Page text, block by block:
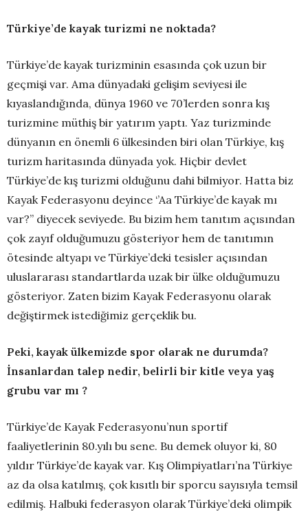
Türkiye’de kayak turizmi ne noktada?
Türkiye’de kayak turizminin esasında çok uzun bir
geçmişi var. Ama dünyadaki gelişim seviyesi ile
kıyaslandığında, dünya 1960 ve 70’lerden sonra kış
turizmine müthiş bir yatırım yaptı. Yaz turizminde
dünyanın en önemli 6 ülkesinden biri olan Türkiye, kış
turizm haritasında dünyada yok. Hiçbir devlet
Türkiye’de kış turizmi olduğunu dahi bilmiyor. Hatta biz
Kayak Federasyonu deyince ‘’Aa Türkiye’de kayak mı
var?’’ diyecek seviyede. Bu bizim hem tanıtım açısından
çok zayıf olduğumuzu gösteriyor hem de tanıtımın
ötesinde altyapı ve Türkiye’deki tesisler açısından
uluslararası standartlarda uzak bir ülke olduğumuzu
gösteriyor. Zaten bizim Kayak Federasyonu olarak
değiştirmek istediğimiz gerçeklik bu.
Peki, kayak ülkemizde spor olarak ne durumda?
İnsanlardan talep nedir, belirli bir kitle veya yaş
grubu var mı ?
Türkiye’de Kayak Federasyonu’nun sportif
faaliyetlerinin 80.yılı bu sene. Bu demek oluyor ki, 80
yıldır Türkiye’de kayak var. Kış Olimpiyatları’na Türkiye
az da olsa katılmış, çok kısıtlı bir sporcu sayısıyla temsil
edilmiş. Halbuki federasyon olarak Türkiye’deki olimpik